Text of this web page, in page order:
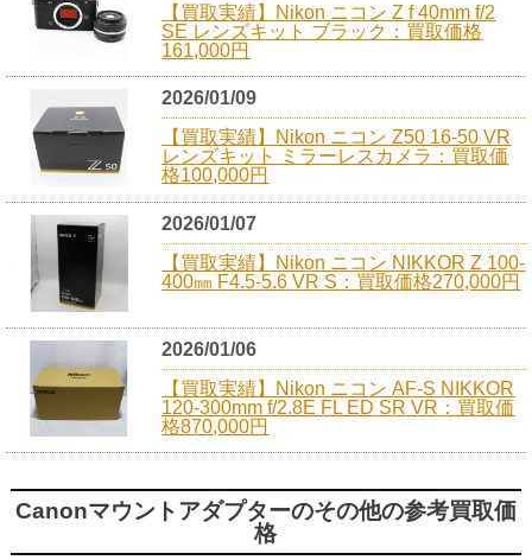
【買取実績】Nikon ニコン Z f 40mm f/2
SE レンズキット ブラック：買取価格
161,000円
2026/01/09
【買取実績】Nikon ニコン Z50 16-50 VR
レンズキット ミラーレスカメラ：買取価
格100,000円
2026/01/07
【買取実績】Nikon ニコン NIKKOR Z 100-
400㎜ F4.5-5.6 VR S：買取価格270,000円
2026/01/06
【買取実績】Nikon ニコン AF-S NIKKOR
120-300mm f/2.8E FL ED SR VR：買取価
格870,000円
Canonマウントアダプターのその他の参考買取価
格